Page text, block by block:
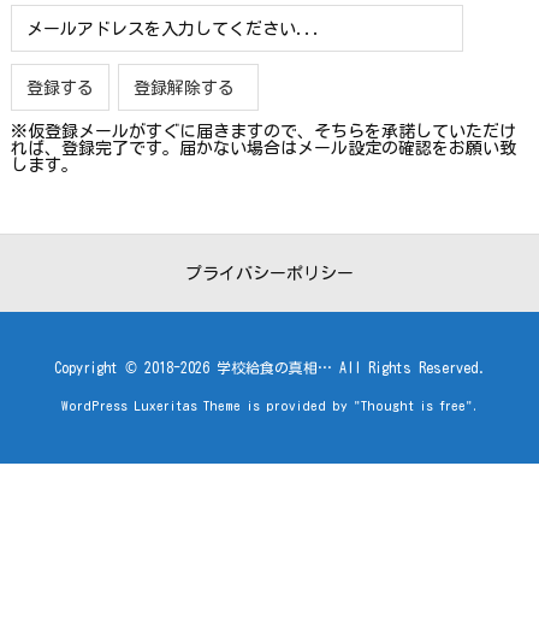
※仮登録メールがすぐに届きますので、そちらを承諾していただけ
れば、登録完了です。届かない場合はメール設定の確認をお願い致
します。
プライバシーポリシー
Copyright © 2018-2026 学校給食の真相… All Rights Reserved.
WordPress Luxeritas Theme is provided by "Thought is free".